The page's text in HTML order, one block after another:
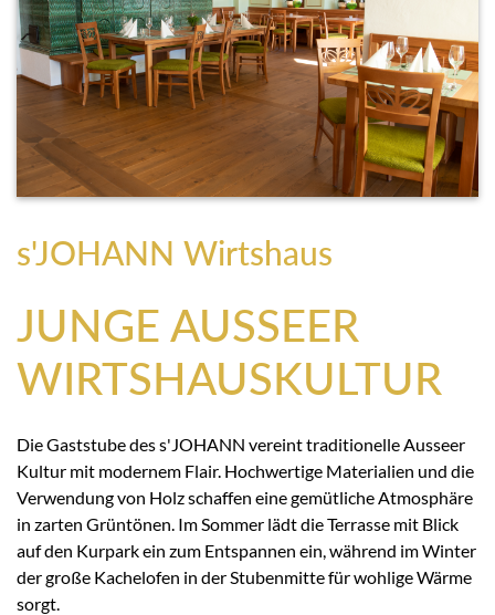
s'JOHANN Wirtshaus
JUNGE AUSSEER
WIRTSHAUSKULTUR
Die Gaststube des s'JOHANN vereint traditionelle Ausseer
Kultur mit modernem Flair. Hochwertige Materialien und die
Verwendung von Holz schaffen eine gemütliche Atmosphäre
in zarten Grüntönen. Im Sommer lädt die Terrasse mit Blick
auf den Kurpark ein zum Entspannen ein, während im Winter
der große Kachelofen in der Stubenmitte für wohlige Wärme
sorgt.